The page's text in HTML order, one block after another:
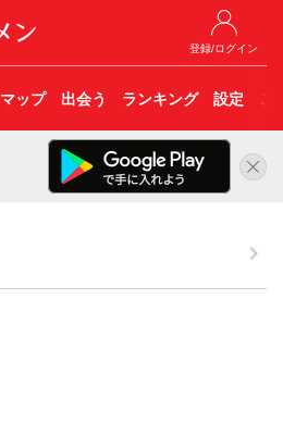
登録/ログイン
マップ 出会う ランキング 設定 こ